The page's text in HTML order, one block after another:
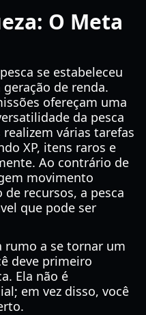
O Meta
se estabeleceu
de renda.
ofereçam uma
da pesca
várias tarefas
XP, itens raros e
Ao contrário de
movimento
recursos, a pesca
que pode ser
rumo a se tornar um
deve primeiro
Ela não é
em vez disso, você